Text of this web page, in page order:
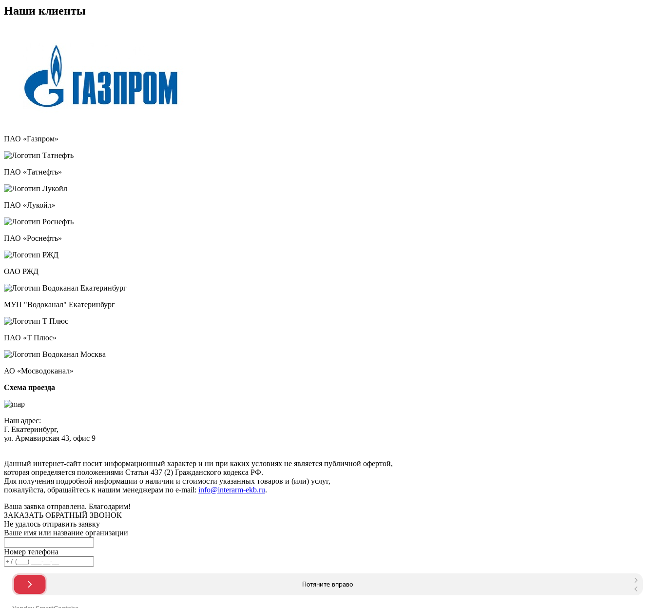
Наши клиенты
ПАО «Газпром»
ПАО «Татнефть»
ПАО «Лукойл»
ПАО «Роснефть»
ОАО РЖД
МУП "Водоканал" Екатеринбург
ПАО «Т Плюс»
АО «Мосводоканал»
Схема проезда
Наш адрес:
Г. Екатеринбург,
ул. Армавирская 43, офис 9
Данный интернет-сайт носит информационный характер и ни при каких условиях не является публичной офертой,
которая определяется положениями Статьи 437 (2) Гражданского кодекса РФ.
Для получения подробной информации о наличии и стоимости указанных товаров и (или) услуг,
пожалуйста, обращайтесь к нашим менеджерам по e-mail: info@interarm-ekb.ru.
Ваша заявка отправлена. Благодарим!
ЗАКАЗАТЬ ОБРАТНЫЙ ЗВОНОК
Не удалось отправить заявку
Ваше имя или название организации
Номер телефона